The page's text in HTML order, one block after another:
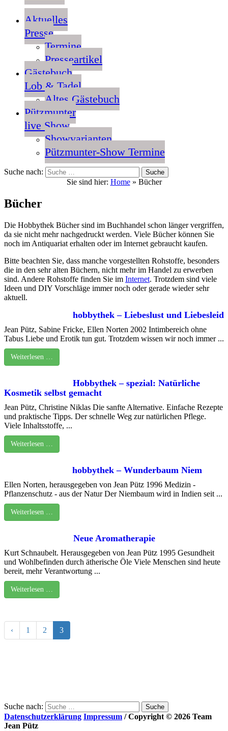
Aktuelles
Presse
Termine
Presseartikel
Gästebuch
Lob & Tadel
Altes Gästebuch
Pützmunter
live Show
Showvarianten
Pützmunter-Show Termine
Suche nach:
Sie sind hier: Home» Bücher
Bücher
Die Hobbythek Bücher sind im Buchhandel schon länger vergriffen,
da sie nicht mehr nachgedruckt werden. Viele Bücher können Sie
noch im Antiquariat erhalten oder im Internet gebraucht kaufen.
Bitte beachten Sie, dass manche vorgestellten Rohstoffe, besonders
die in den sehr alten Büchern, nicht mehr im Handel zu erwerben
sind. Andere Rohstoffe finden Sie im Internet. Trotzdem sind viele
Ideen und DIY Vorschläge immer noch oder gerade wieder sehr
aktuell.
hobbythek – Liebeslust und Liebesleid
Jean Pütz, Sabine Fricke, Ellen Norten 2002 Intimbereich ohne
Tabus Liebe und Erotik tun gut. Trotzdem wissen wir noch immer ...
Weiterlesen …
Hobbythek – spezial: Natürliche
Kosmetik selbst gemacht
Jean Pütz, Christine Niklas Die sanfte Alternative. Einfache Rezepte
und praktische Tipps. Der schnelle Weg zur natürlichen Pflege.
Viele Inhaltsstoffe, ...
Weiterlesen …
hobbythek – Wunderbaum Niem
Ellen Norten, herausgegeben von Jean Pütz 1996 Medizin -
Pflanzenschutz - aus der Natur Der Niembaum wird in Indien seit ...
Weiterlesen …
Neue Aromatherapie
Kurt Schnaubelt. Herausgegeben von Jean Pütz 1995 Gesundheit
und Wohlbefinden durch ätherische Öle Viele Menschen sind heute
bereit, mehr Verantwortung ...
Weiterlesen …
‹ 1 2 3
Suche nach:
Datenschutzerklärung Impressum / Copyright © 2026 Team
Jean Pütz